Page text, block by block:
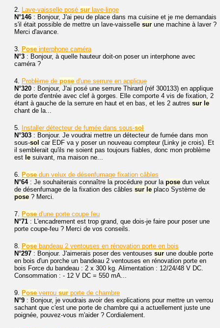
2. Lave-vaisselle posé sur lave-linge
N°146 : Bonjour, J'ai peu de place dans ma cuisine et je me demandais
s'il était possible de mettre un lave-vaisselle sur une machine à laver ?
Merci d'avance.
3. Pose interphone caméra
N°3 : Bonjour, à quelle hauteur doit-on poser un interphone avec
caméra ?
4. Problème de pose d'une serrure en applique
N°320 : Bonjour, J'ai posé une serrure Thirard (réf 300133) en applique
de porte d'entrée avec clef à gorges. Elle comporte 4 vis de fixation, 2
étant à gauche de la serrure en haut et en bas, et les 2 autres sur le
chant de la...
5. Installer détecteur de fumée dans sous-sol
N°303 : Bonjour. Je voudrai mettre un détecteur de fumée dans mon
sous-sol car EDF va y poser un nouveau compteur (Linky je crois). Et
il semblerait qu'ils ne soient pas toujours fiables, donc mon problème
est le suivant, ma maison ne...
6. Pose dun velux de désenfumage fixation câbles
N°64: Je souhaiterais connaître la procédure pour la pose dun velux
de désenfumage de la fixation des câbles sur le placo Système de
pose ? Merci.
7. Pose d'une porte coupe feu
N°71 : L'encadrement est trop grand, que dois-je faire pour poser une
porte coupe-feu ? Merci de vos conseils.
8. Pose bandeau 2 ventouses en rénovation porte en bois
N°297 : Bonjour. J'aimerais poser des ventouses sur une double porte
en bois d'un porche un bandeau 2 ventouses en rénovation porte en
bois Force du bandeau : 2 x 300 kg. Alimentation : 12/24/48 V DC.
Consommation : - 12 V DC = 550 mA...
9. Pose verrou sur porte de chambre
N°9 : Bonjour, je voudrais avoir des explications pour mettre un verrou
sachant que c'est une porte de chambre qui a actuellement juste une
poignée, pouvez-vous m'aider ? Cordialement.